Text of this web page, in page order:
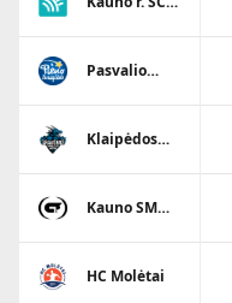
Pasvalio
žvaigždės
Klaipėdos
SC/Dragūnas
Kauno SM
HC Molėtai